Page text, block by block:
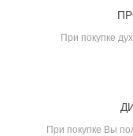
При покупке
При покупке Вы